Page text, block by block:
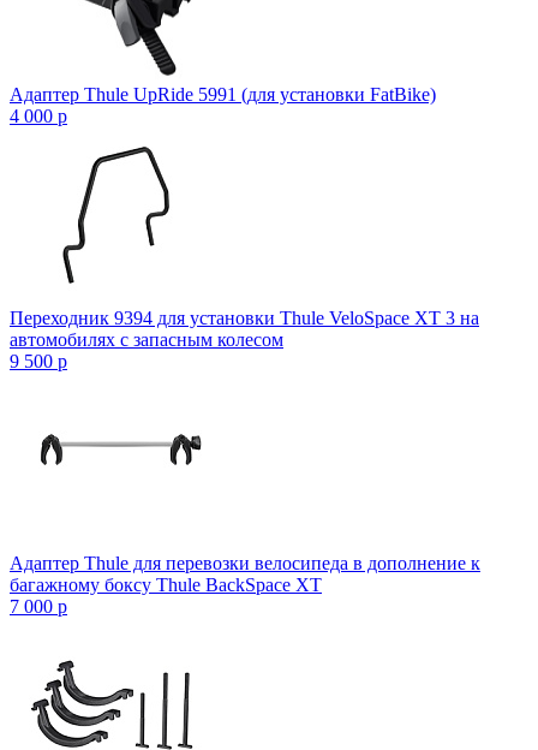
Адаптер Thule UpRide 5991 (для установки FatBike)
4 000 p
Переходник 9394 для установки Thule VeloSpace XT 3 на
автомобилях с запасным колесом
9 500 p
Адаптер Thule для перевозки велосипеда в дополнение к
багажному боксу Thule BackSpace XT
7 000 p